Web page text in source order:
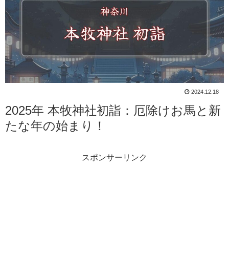
2024.12.18
2025年 本牧神社初詣：厄除けお馬と新
たな年の始まり！
スポンサーリンク